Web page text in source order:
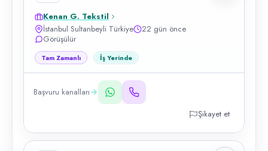
Kenan G. Tekstil
İstanbul Sultanbeyli Türkiye
22 gün önce
Görüşülür
Tam Zamanlı İş Yerinde
Başvuru kanalları
Şikayet et